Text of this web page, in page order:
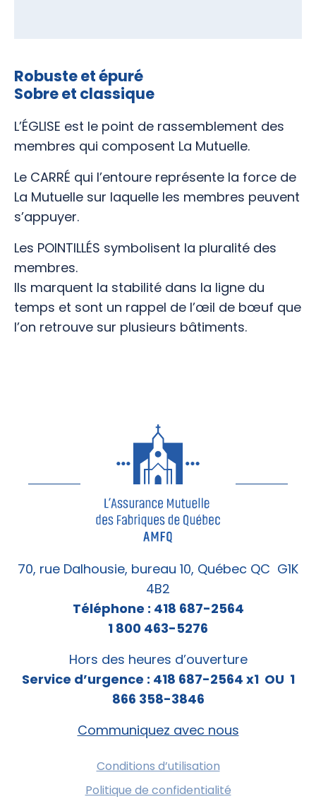
Robuste et épuré
Sobre et classique
L’ÉGLISE est le point de rassemblement des
membres qui composent La Mutuelle.
Le CARRÉ qui l’entoure représente la force de
La Mutuelle sur laquelle les membres peuvent
s’appuyer.
Les POINTILLÉS symbolisent la pluralité des
membres.
Ils marquent la stabilité dans la ligne du
temps et sont un rappel de l’œil de bœuf que
l’on retrouve sur plusieurs bâtiments.
70, rue Dalhousie, bureau 10, Québec QC G1K
4B2
Téléphone : 418 687-2564
1 800 463-5276
Hors des heures d’ouverture
Service d’urgence : 418 687-2564 x1 OU 1
866 358-3846
Communiquez avec nous
Conditions d’utilisation
Politique de confidentialité